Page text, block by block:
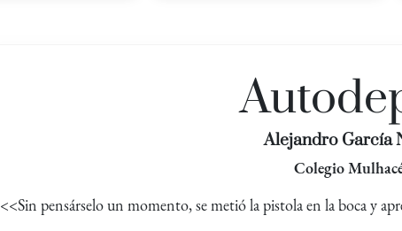
Alejandro García
Colegio
<<Sin pensárselo un momento, se metió la pistola en la boca y